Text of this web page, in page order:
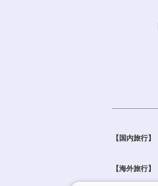
【国内旅行】
【海外旅行】